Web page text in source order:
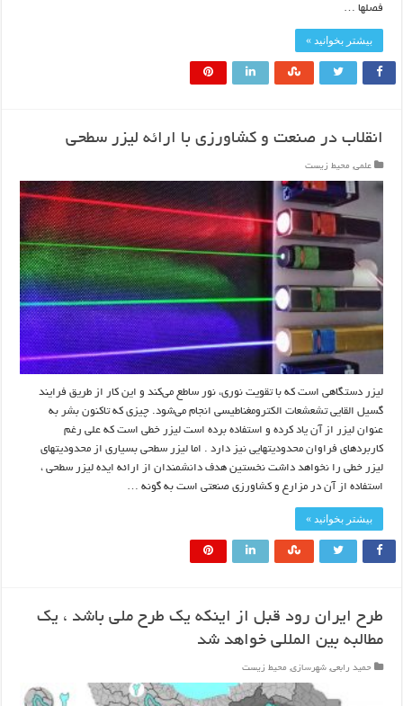
فصلها …
بیشتر بخوانید »
انقلاب در صنعت و کشاورزی با ارائه لیزر سطحی
علمی, محیط زیست
لیزر دستگاهی است که با تقویت نوری، نور ساطع می‌کند و این کار از طریق فرایند
گسیل القایی تشعشعات الکترومغناطیسی انجام می‌شود. چیزی که تاکنون بشر به
عنوان لیزر از آن یاد کرده و استفاده برده است لیزر خطی است که علی رغم
کاربردهای فراوان محدودیتهایی نیز دارد . اما لیزر سطحی بسیاری از محدودیتهای
لیزر خطی را نخواهد داشت نخستین هدف دانشمندان از ارائه ایده لیزر سطحی ،
استفاده از آن در مزارع و کشاورزی صنعتی است به گونه …
بیشتر بخوانید »
طرح ایران رود قبل از اینکه یک طرح ملی باشد ، یک
مطالبه بین المللی خواهد شد
حمید رابعی, شهرسازی, محیط زیست